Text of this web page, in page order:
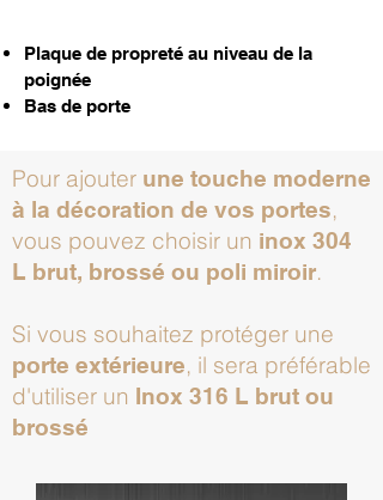
Plaque de propreté au niveau de la
poignée
Bas de porte
Pour ajouter une touche moderne
à la décoration de vos portes,
vous pouvez choisir un inox 304
L brut, brossé ou poli miroir.
Si vous souhaitez protéger une
porte extérieure, il sera préférable
d'utiliser un Inox 316 L brut ou
brossé